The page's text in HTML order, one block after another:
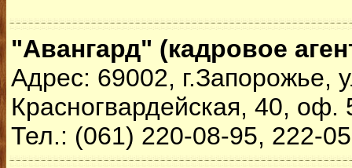
"Авангард" (кадровое
Адрес: 69002, г.Запорожье,
Красногвардейская, 40, оф.
Тел.: (061) 220-08-95, 222-